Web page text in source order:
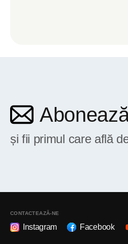
și fii primul care află
CONTACTEAZĂ-NE
Instagram Facebook